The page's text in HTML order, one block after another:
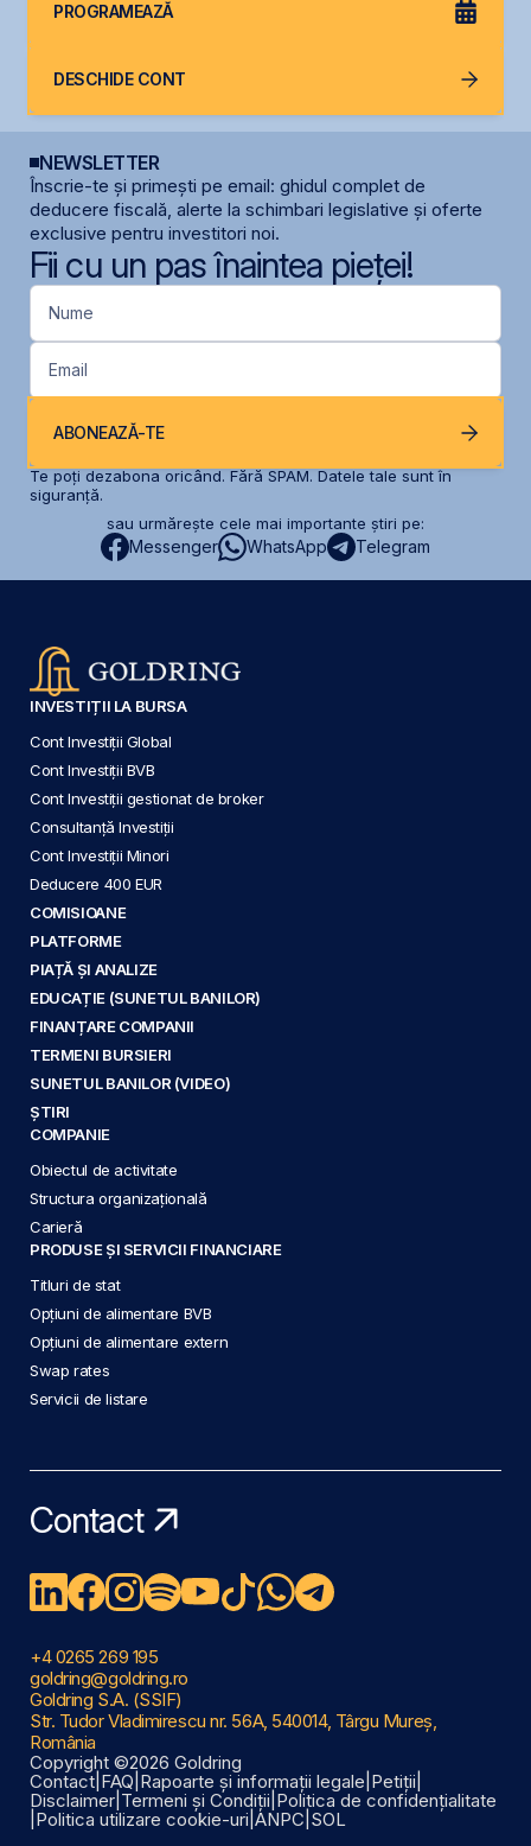
PROGRAMEAZĂ
DESCHIDE CONT
NEWSLETTER
Înscrie-te și primești pe email: ghidul complet de
deducere fiscală, alerte la schimbari legislative și oferte
exclusive pentru investitori noi.
Fii cu un pas înaintea pieței!
Nume
Email
ABONEAZĂ-TE
Te poți dezabona oricând. Fără SPAM. Datele tale sunt în
siguranță.
sau urmărește cele mai importante știri pe:
Messenger WhatsApp Telegram
INVESTIȚII LA BURSA
Cont Investiții Global
Cont Investiții BVB
Cont Investiții gestionat de broker
Consultanță Investiții
Cont Investiții Minori
Deducere 400 EUR
COMISIOANE
PLATFORME
PIAȚĂ ȘI ANALIZE
EDUCAȚIE (SUNETUL BANILOR)
FINANȚARE COMPANII
TERMENI BURSIERI
SUNETUL BANILOR (VIDEO)
ȘTIRI
COMPANIE
Obiectul de activitate
Structura organizațională
Carieră
PRODUSE ȘI SERVICII FINANCIARE
Titluri de stat
Opțiuni de alimentare BVB
Opțiuni de alimentare extern
Swap rates
Servicii de listare
Contact
+4 0265 269 195
goldring@goldring.ro
Goldring S.A. (SSIF)
Str. Tudor Vladimirescu nr. 56A, 540014, Târgu Mureș,
România
Copyright ©2026 Goldring
Contact FAQ Rapoarte și informații legale Petiții
Disclaimer Termeni și Condiții Politica de confidențialitate
Politica utilizare cookie-uri ANPC SOL